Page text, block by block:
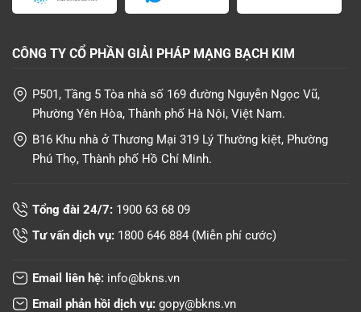
CÔNG TY CỔ PHẦN GIẢI PHÁP MẠNG BẠCH KIM
P501, Tầng 5 Tòa nhà số 169 đường Nguyễn Ngọc Vũ,
Phường Yên Hòa, Thành phố Hà Nội, Việt Nam.
B16 Khu nhà ở Thương Mại 319 Lý Thường kiệt, Phường
Phú Thọ, Thành phố Hồ Chí Minh.
Tổng đài 24/7: 1900 63 68 09
Tư vấn dịch vụ: 1800 646 884 (Miễn phí cước)
Email liên hệ: info@bkns.vn
Email phản hồi dịch vụ: gopy@bkns.vn